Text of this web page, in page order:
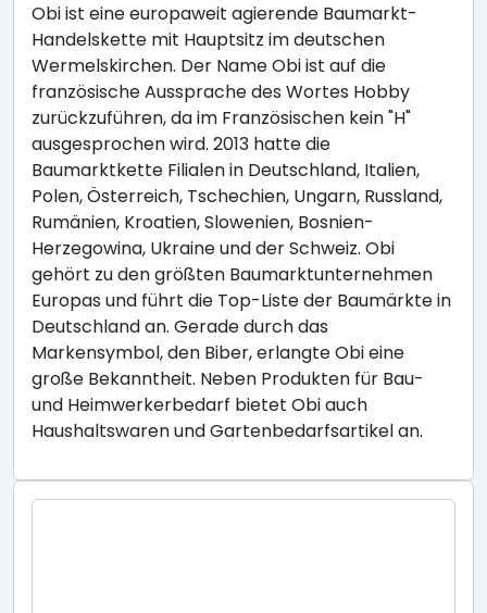
Obi ist eine europaweit agierende Baumarkt-
Handelskette mit Hauptsitz im deutschen
Wermelskirchen. Der Name Obi ist auf die
französische Aussprache des Wortes Hobby
zurückzuführen, da im Französischen kein "H"
ausgesprochen wird. 2013 hatte die
Baumarktkette Filialen in Deutschland, Italien,
Polen, Österreich, Tschechien, Ungarn, Russland,
Rumänien, Kroatien, Slowenien, Bosnien-
Herzegowina, Ukraine und der Schweiz. Obi
gehört zu den größten Baumarktunternehmen
Europas und führt die Top-Liste der Baumärkte in
Deutschland an. Gerade durch das
Markensymbol, den Biber, erlangte Obi eine
große Bekanntheit. Neben Produkten für Bau-
und Heimwerkerbedarf bietet Obi auch
Haushaltswaren und Gartenbedarfsartikel an.